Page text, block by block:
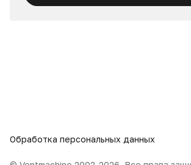
Обработка персональных данных